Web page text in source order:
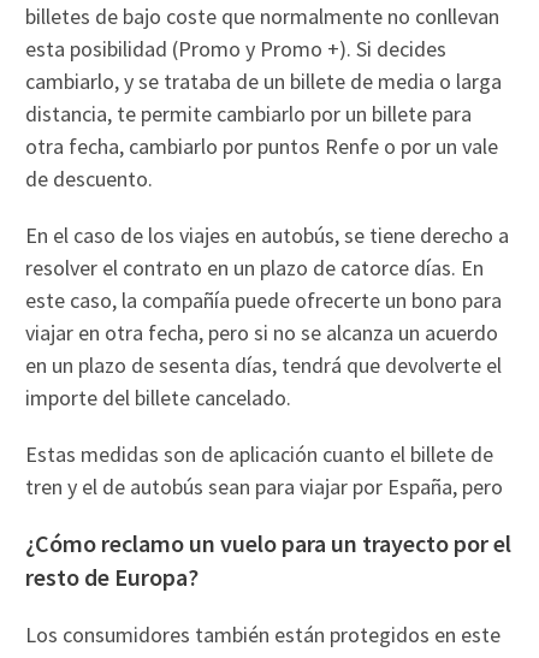
billetes de bajo coste que normalmente no conllevan
esta posibilidad (Promo y Promo +). Si decides
cambiarlo, y se trataba de un billete de media o larga
distancia, te permite cambiarlo por un billete para
otra fecha, cambiarlo por puntos Renfe o por un vale
de descuento.
En el caso de los viajes en autobús, se tiene derecho a
resolver el contrato en un plazo de catorce días. En
este caso, la compañía puede ofrecerte un bono para
viajar en otra fecha, pero si no se alcanza un acuerdo
en un plazo de sesenta días, tendrá que devolverte el
importe del billete cancelado.
Estas medidas son de aplicación cuanto el billete de
tren y el de autobús sean para viajar por España, pero
¿Cómo reclamo un vuelo para un trayecto por el
resto de Europa?
Los consumidores también están protegidos en este